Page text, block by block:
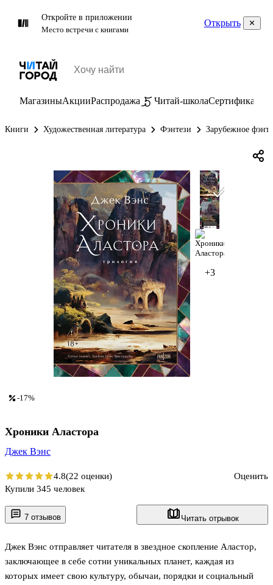
Откройте в приложении
Место встречи с книгами
Открыть
МагазиныАкцииРаспродажа Читай-школаСертификаты
Книги Художественная литература Фэнтези Зарубежное
+3
7 отзывов Читать отрывок
Джек Вэнс отправляет читателя в звездное скопление Аластор,
заключающее в себе сотни уникальных планет, каждая из
которых имеет свою культуру, обычаи, порядки и социальный
-17%
Хроники Аластора
Джек Вэнс
4.8(22 оценки)
Оценить
Купили 345 человек